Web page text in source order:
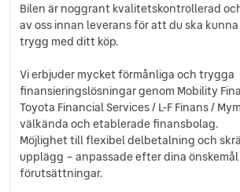
Bilen är noggrant kvalitetskontrollerad
av oss innan leverans för att du ska
trygg med ditt köp.
Vi erbjuder mycket förmånliga och trygga
finansieringslösningar genom Mobility
Toyota Financial Services / L-F Finans /
välkända och etablerade finansbolag.
Möjlighet till flexibel delbetalning och
upplägg – anpassade efter dina
förutsättningar.